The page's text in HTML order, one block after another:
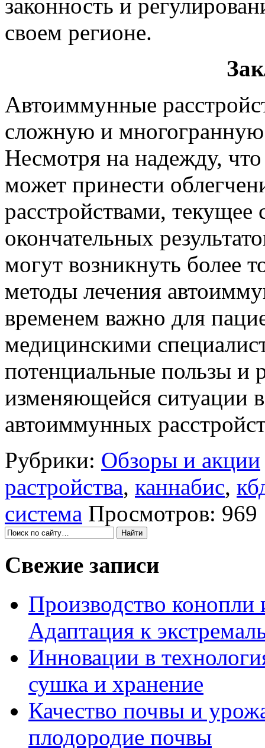
законность и
своем регионе.
Автоиммунные
сложную и многогранную
Несмотря на надежду,
может принести
расстройствами, текущее
окончательных
могут возникнуть более
методы лечения
временем важно для
медицинскими
потенциальные пользы и
изменяющейся ситуации
автоиммунных
Рубрики: Обзоры и акции
растройства, каннабис,
система Просмотров: 969
Свежие записи
Производство конопли
Адаптация к
Инновации в
сушка и хранение
Качество почвы и
плодородие почвы